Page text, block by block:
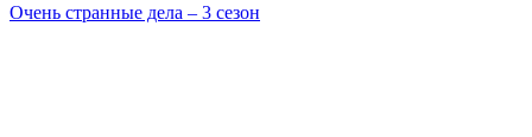
Очень странные дела – 3 сезон